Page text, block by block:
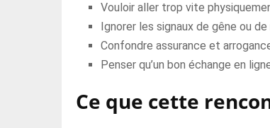
Vouloir aller trop vite
Ignorer les signaux de gêne ou de
Confondre assurance et
Penser qu’un bon échange en
Ce que cette